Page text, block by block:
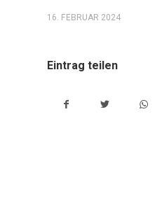
16. FEBRUAR 2024
Eintrag teilen